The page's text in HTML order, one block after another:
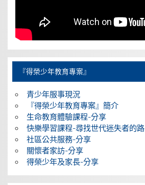
『得榮少年教育專案』
青少年服事現況
『得榮少年教育專案』簡介
生命教育體驗課程-分享
快樂學習課程-尋找世代迷失者的路
社區公共服務-分享
關懷者家訪-分享
得榮少年及家長-分享